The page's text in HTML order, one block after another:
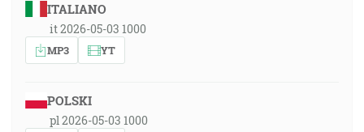
ITALIANO
it 2026-05-03 1000
MP3 YT
POLSKI
pl 2026-05-03 1000